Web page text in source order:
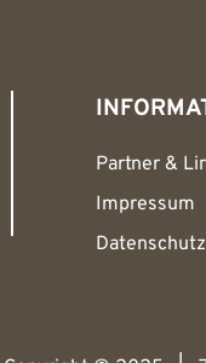
Partner &
Impressum
Datenschutz